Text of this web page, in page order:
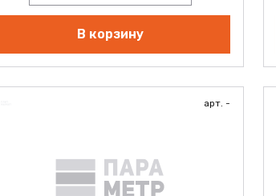
В корзину
арт. -